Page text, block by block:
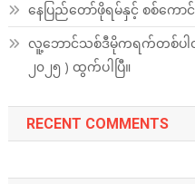
နေပြည်တော်ဖိုရမ်နှင့် စစ်ကေ
လူ့ဘောင်သစ်ဒီမိုကရက်တစ်ပါတီ
၂၀၂၅ ) ထွက်ပါပြီ။
RECENT COMMENTS